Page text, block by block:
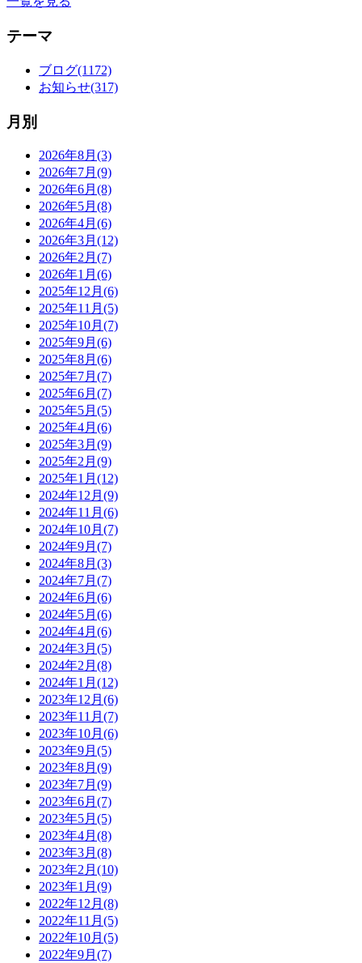
テーマ
ブログ(1172)
お知らせ(317)
月別
2026年8月(3)
2026年7月(9)
2026年6月(8)
2026年5月(8)
2026年4月(6)
2026年3月(12)
2026年2月(7)
2026年1月(6)
2025年12月(6)
2025年11月(5)
2025年10月(7)
2025年9月(6)
2025年8月(6)
2025年7月(7)
2025年6月(7)
2025年5月(5)
2025年4月(6)
2025年3月(9)
2025年2月(9)
2025年1月(12)
2024年12月(9)
2024年11月(6)
2024年10月(7)
2024年9月(7)
2024年8月(3)
2024年7月(7)
2024年6月(6)
2024年5月(6)
2024年4月(6)
2024年3月(5)
2024年2月(8)
2024年1月(12)
2023年12月(6)
2023年11月(7)
2023年10月(6)
2023年9月(5)
2023年8月(9)
2023年7月(9)
2023年6月(7)
2023年5月(5)
2023年4月(8)
2023年3月(8)
2023年2月(10)
2023年1月(9)
2022年12月(8)
2022年11月(5)
2022年10月(5)
2022年9月(7)